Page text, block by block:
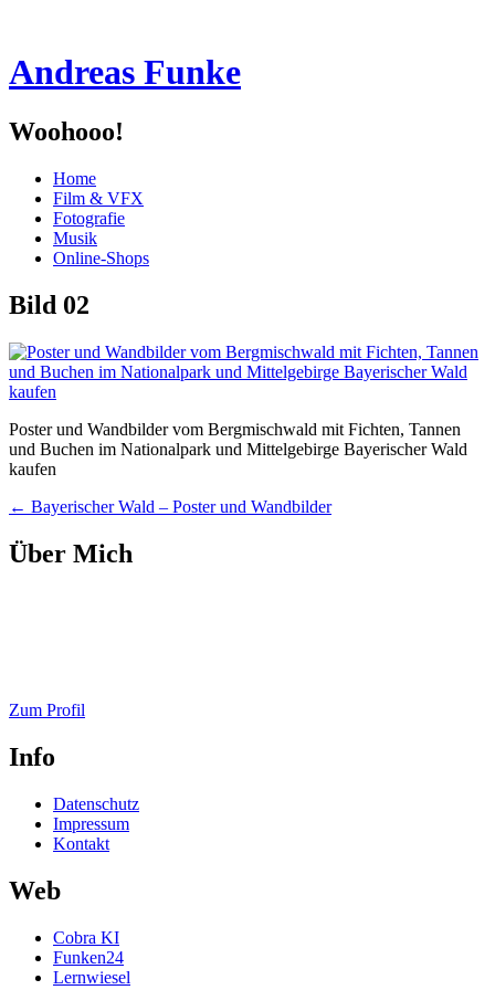
Andreas Funke
Woohooo!
Menü
Zum
Inhalt
springen
Home
Film & VFX
Fotografie
Musik
Online-Shops
Bild 02
Poster und Wandbilder vom Bergmischwald mit Fichten, Tannen
und Buchen im Nationalpark und Mittelgebirge Bayerischer Wald
kaufen
Beitragsnavigation
← Bayerischer Wald – Poster und Wandbilder
Über Mich
Zum Profil
Info
Datenschutz
Impressum
Kontakt
Web
Cobra KI
Funken24
Lernwiesel